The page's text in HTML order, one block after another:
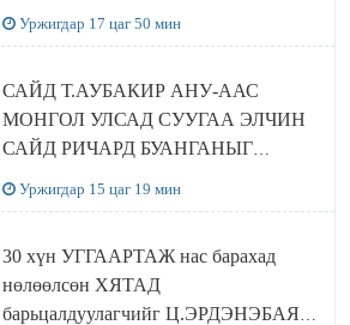
Уржигдар 17 цаг 50 мин
САЙД Т.АУБАКИР АНУ-ААС
МОНГОЛ УЛСАД СУУГАА ЭЛЧИН
САЙД РИЧАРД БУАНГАНЫГ
Уржигдар 15 цаг 19 мин
30 хүн УГГААРТАЖ нас барахад
нөлөөлсөн ХЯТАД
барьцалдуулагчийг Ц.ЭРДЭНЭБАЯР